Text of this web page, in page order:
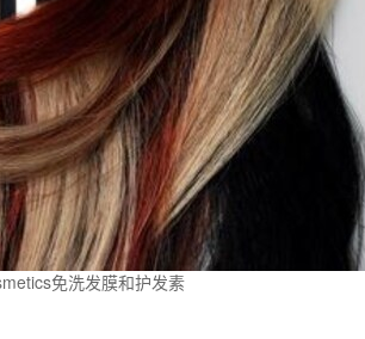
免洗发膜和护发素